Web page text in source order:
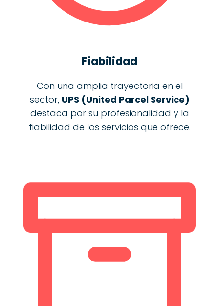
Fiabilidad
Con una amplia trayectoria en el
sector, UPS (United Parcel Service)
destaca por su profesionalidad y la
fiabilidad de los servicios que ofrece.